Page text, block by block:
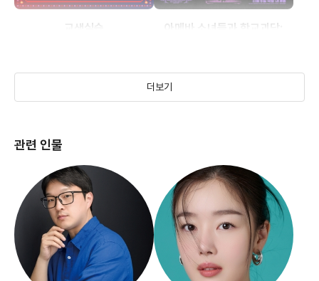
교생실습
아메바 소녀들과 학교괴담:
미쓰 홍당무
더보기
관련 인물